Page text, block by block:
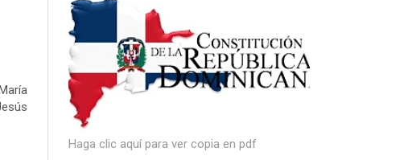
Haga clic aquí para ver copia en pdf